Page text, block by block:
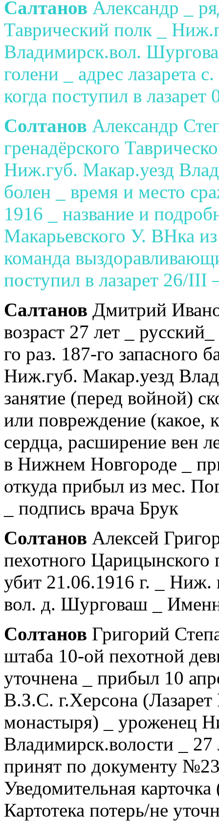
Салтанов Александр _
Таврический полк _
Владимирск.вол.
голени _ адрес лазарета
когда поступил в лазарет
Солтанов Александр
гренадёрского
Ниж.губ. Макар.уезд
болен _ время и место
1916 _ название и
Макарьевского У. ВНка
команда
поступил в лазарет 26/III
Салтанов Дмитрий
возраст 27 лет _
го раз. 187-го запасного
Ниж.губ. Макар.уезд
занятие (перед войной)
или повреждение (какое,
сердца, расширение вен
в Нижнем Новгороде _
откуда прибыл из мес.
_ подпись врача Брук
Солтанов Алексей
пехотного Царицынского
убит 21.06.1916 г. _
вол. д. Шурговаш _
Солтанов Григорий
штаба 10-ой пехотной
уточнена _ прибыл 10
В.З.С. г.Херсона
монастыря) _ уроженец
Владимирск.волости _
принят по документу
Уведомительная
Картотека потерь/не